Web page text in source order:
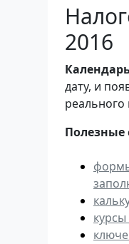
2016
дату, и
Полезные